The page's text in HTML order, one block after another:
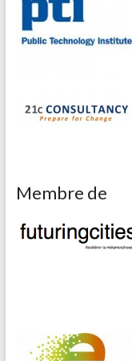
Membre de